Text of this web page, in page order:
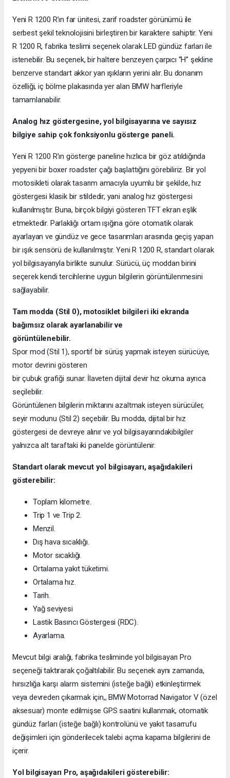
Yeni R 1200 R’ın far ünitesi, zarif roadster görünümü ile
serbest şekil teknolojisini birleştiren bir karaktere sahiptir. Yeni
R 1200 R, fabrika teslimi seçenek olarak LED gündüz farları ile
istenebilir. Bu seçenek, bir haltere benzeyen çarpıcı “H” şekline
benzerve standart akkor yan ışıkların yerini alır. Bu donanım
özelliği, iç bölme plakasında yer alan BMW harfleriyle
tamamlanabilir.
Analog hız göstergesine, yol bilgisayarına ve sayısız
bilgiye sahip çok fonksiyonlu gösterge paneli.
Yeni R 1200 R’ın gösterge paneline hızlıca bir göz atıldığında
yepyeni bir boxer roadster çağı başlattığını görebiliriz. Bir yol
motosikleti olarak tasarım amacıyla uyumlu bir şekilde, hız
göstergesi klasik bir stildedir, yani analog hız göstergesi
kullanılmıştır. Buna, birçok bilgiyi gösteren TFT ekran eşlik
etmektedir. Parlaklığı ortam ışığına göre otomatik olarak
ayarlayan ve gündüz ve gece tasarımları arasında geçiş yapan
bir ışık sensörü de kullanılmıştır. Yeni R 1200 R, standart olarak
yol bilgisayarıyla birlikte sunulur. Sürücü, üç moddan birini
seçerek kendi tercihlerine uygun bilgilerin görüntülenmesini
sağlayabilir.
Tam modda (Stil 0), motosiklet bilgileri iki ekranda
bağımsız olarak ayarlanabilir ve
görüntülenebilir.
Spor mod (Stil 1), sportif bir sürüş yapmak isteyen sürücüye,
motor devrini gösteren
bir çubuk grafiği sunar. İlaveten dijital devir hız okuma ayrıca
seçilebilir.
Görüntülenen bilgilerin miktarını azaltmak isteyen sürücüler,
seyir modunu (Stil 2) seçebilir. Bu modda, dijital bir hız
göstergesi de devreye alınır ve yol bilgisayarındakibilgiler
yalnızca alt taraftaki iki panelde görüntülenir.
Standart olarak mevcut yol bilgisayarı, aşağıdakileri
gösterebilir:
Toplam kilometre.
Trip 1 ve Trip 2.
Menzil.
Dış hava sıcaklığı.
Motor sıcaklığı.
Ortalama yakıt tüketimi.
Ortalama hız.
Tarih.
Yağ seviyesi
Lastik Basıncı Göstergesi (RDC).
Ayarlama.
Mevcut bilgi aralığı, fabrika tesliminde yol bilgisayarı Pro
seçeneği taktırarak çoğaltılabilir. Bu seçenek aynı zamanda,
hırsızlığa karşı alarm sistemini (isteğe bağlı) etkinleştirmek
veya devreden çıkarmak için,, BMW Motorrad Navigator V (özel
aksesuar) monte edilmişse GPS saatini kullanmak, otomatik
gündüz farları (isteğe bağlı) kontrolünü ve yakıt tasarrufu
değişimleri için gönderilecek talebi açma kapama bilgilerini de
içerir.
Yol bilgisayarı Pro, aşağıdakileri gösterebilir: